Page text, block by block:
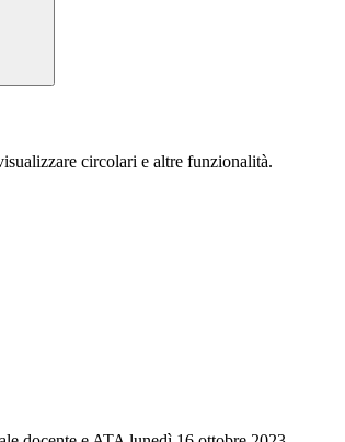
circolari e altre funzionalità.